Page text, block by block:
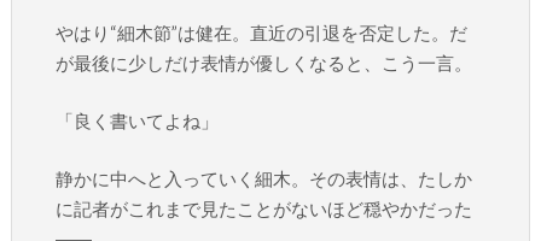
やはり“細木節”は健在。直近の引退を否定した。だ
が最後に少しだけ表情が優しくなると、こう一言。
「良く書いてよね」
静かに中へと入っていく細木。その表情は、たしか
に記者がこれまで見たことがないほど穏やかだった